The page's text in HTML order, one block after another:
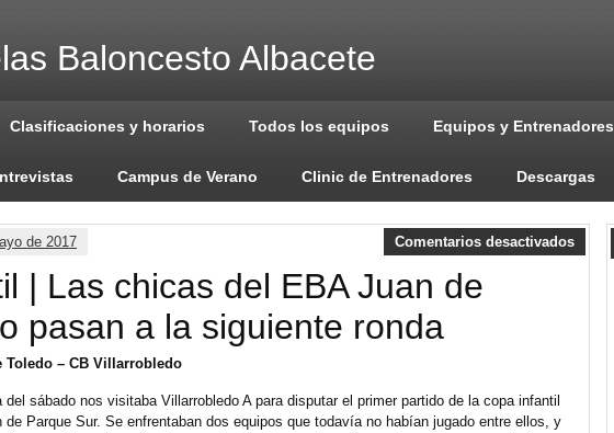
Baloncesto Albacete
Clasificaciones y horarios Todos los equipos Equipos y Entrenadores
Campus de Verano Clinic de Entrenadores Descargas
de 2017 Comentarios desactivados
| Las chicas del EBA Juan de
pasan a la siguiente ronda
Toledo – CB Villarrobledo
del sábado nos visitaba Villarrobledo A para disputar el primer partido de la copa infantil
de Parque Sur. Se enfrentaban dos equipos que todavía no habían jugado entre ellos, y